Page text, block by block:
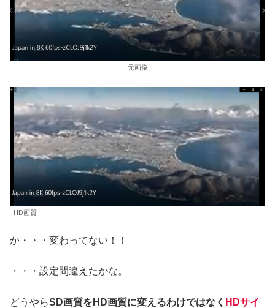
元画像
HD画質
か・・・変わってない！！
・・・設定間違えたかな。
どうやらSD画質をHD画質に変えるわけではなく HDサイ